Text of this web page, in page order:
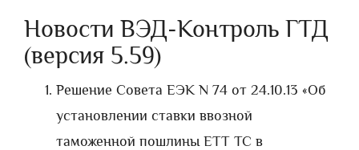
Новости ВЭД-Контроль ГТД
(версия 5.59)
Решение Совета ЕЭК N 74 от 24.10.13 «Об
установлении ставки ввозной
таможенной пошлины ЕТТ ТС в